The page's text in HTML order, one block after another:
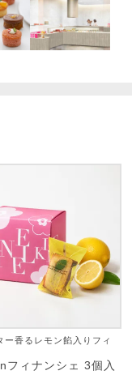
ー香るレモン餡入りフィ
フィナンシェ 3個入